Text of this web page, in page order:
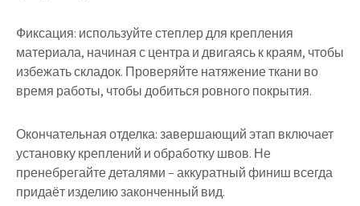
Фиксация: используйте степлер для крепления
материала, начиная с центра и двигаясь к краям, чтобы
избежать складок. Проверяйте натяжение ткани во
время работы, чтобы добиться ровного покрытия.
Окончательная отделка:завершающий этап включает
установку креплений и обработку швов. Не
пренебрегайте деталями – аккуратный финиш всегда
придаёт изделию законченный вид.